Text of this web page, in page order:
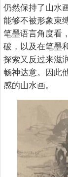
仍然保持了山水
能够不被形象束
笔墨语言角度看
破，以及在笔墨
探索又反过来滋
畅神达意。因此
感的山水画。